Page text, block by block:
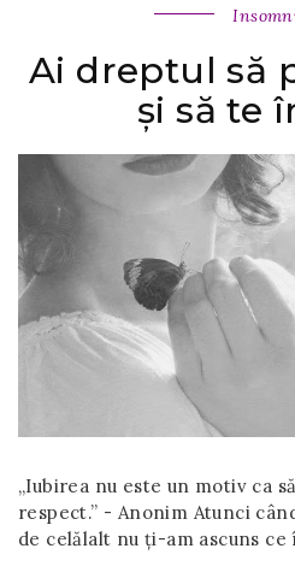
Ai dreptul să
și să te
„Iubirea nu este un motiv ca
respect.” - Anonim Atunci
de celălalt nu ţi-am ascuns ce